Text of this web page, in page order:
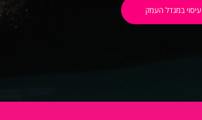
עיסוי במגדל העמק